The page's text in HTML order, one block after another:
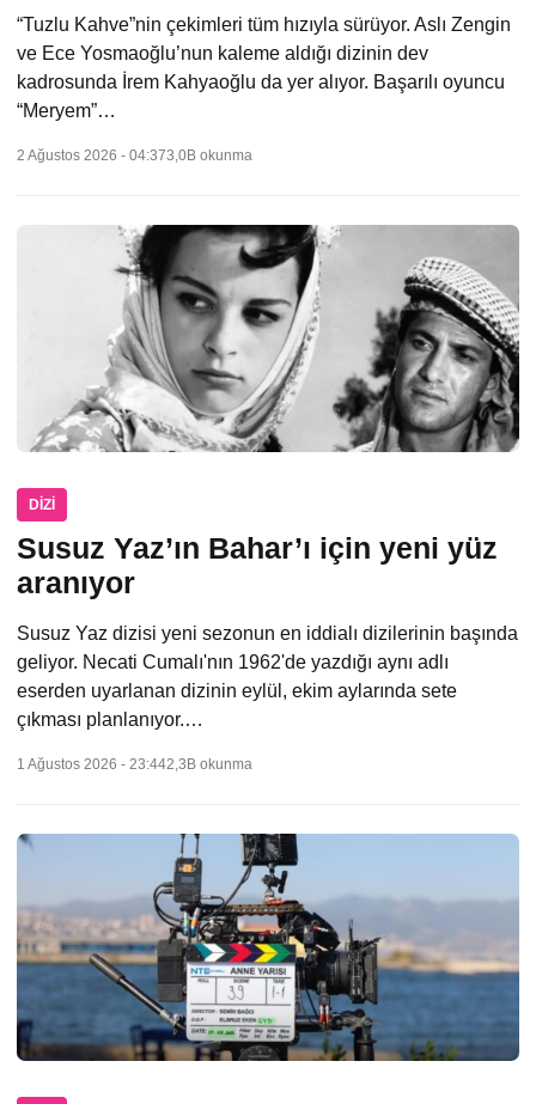
“Tuzlu Kahve”nin çekimleri tüm hızıyla sürüyor. Aslı Zengin
ve Ece Yosmaoğlu’nun kaleme aldığı dizinin dev
kadrosunda İrem Kahyaoğlu da yer alıyor. Başarılı oyuncu
“Meryem”…
2 Ağustos 2026 - 04:373,0B okunma
DIZI
Susuz Yaz’ın Bahar’ı için yeni yüz
aranıyor
Susuz Yaz dizisi yeni sezonun en iddialı dizilerinin başında
geliyor. Necati Cumalı'nın 1962'de yazdığı aynı adlı
eserden uyarlanan dizinin eylül, ekim aylarında sete
çıkması planlanıyor.…
1 Ağustos 2026 - 23:442,3B okunma